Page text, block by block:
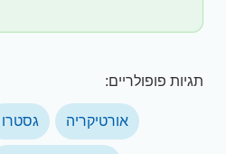
תגיות פופולריים:
אורטיקריה גסטרו